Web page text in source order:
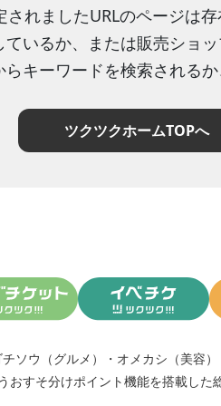
されましたURLのページは存
いるか、または販売ショ
キーワードを検索される
ツクツクホームTOPへ
チソウ（グルメ） ・ オメカシ（美容）
おすそ分けポイント機能を搭載した